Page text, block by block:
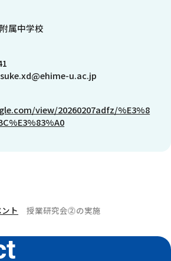
属中学校
u.ac.jp
view/20260207adfz/%E3%8
ト 授業研究会⓶の実施